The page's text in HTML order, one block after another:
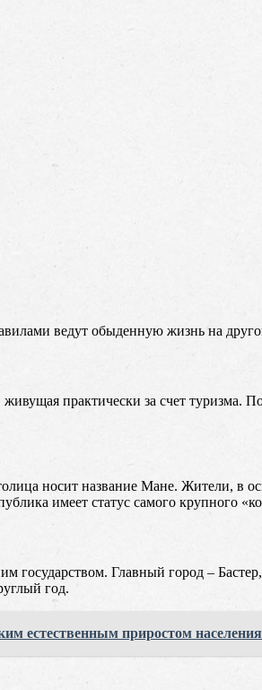
ведут обыденную жизнь на
практически за счет туризма.
носит название Мане. Жители, в
имеет статус самого крупного
государством. Главный город –
год.
естественным приростом населения